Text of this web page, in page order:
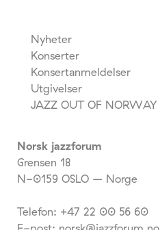
Nyheter
Konserter
Konsertanmeldelser
Utgivelser
JAZZ OUT OF NORWAY
Norsk jazzforum
Grensen 18
N-0159 OSLO – Norge
Telefon: +47 22 00 56 60